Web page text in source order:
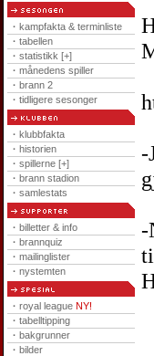
· kampfakta & terminliste
· tabellen
· statistikk [+]
· månedens spiller
· brann 2
· tidligere sesonger
· klubbfakta
· historien
· spillerne [+]
· brann stadion
· samlestats
· billetter & info
· brannquiz
· mailinglister
· nystemten
· royal league NY!
· tabelltipping
· bakgrunner
· bilder
-
-